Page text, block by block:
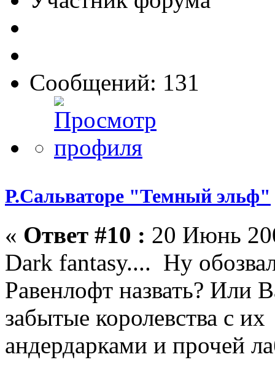
Сообщений: 131
Р.Сальваторе "Темный эльф"
« Ответ #10 : 20 Июнь
Dark fantasy.... Ну
Равенлофт назвать? Или
забытые королевства с их
андердарками и прочей